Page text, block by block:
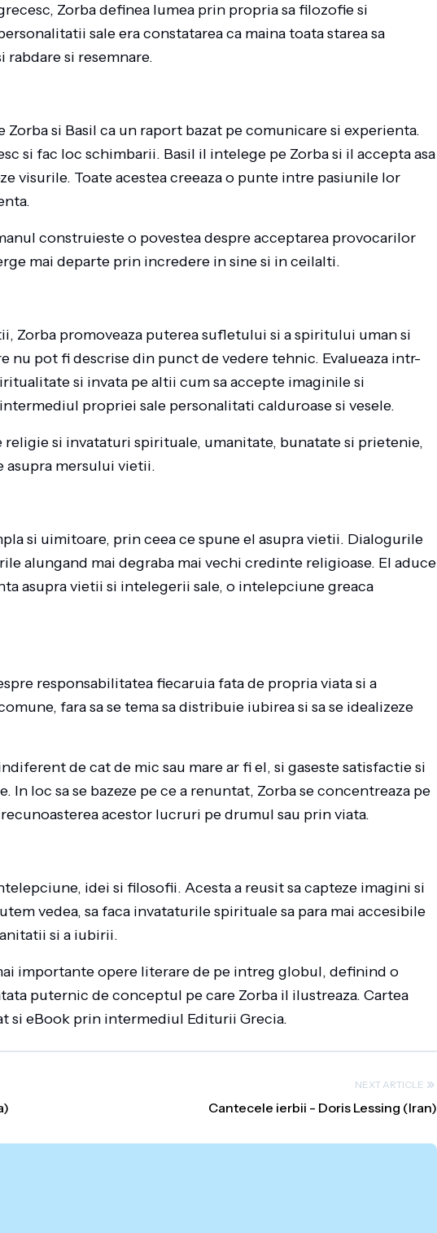
Zorba definea lumea prin propria sa filozofie si
sale era constatarea ca maina toata starea sa
si resemnare.
si Basil ca un raport bazat pe comunicare si experienta.
si fac loc schimbarii. Basil il intelege pe Zorba si il accepta asa
visurile. Toate acestea creeaza o punte intre pasiunile lor
construieste o povestea despre acceptarea provocarilor
mai departe prin incredere in sine si in ceilalti.
Zorba promoveaza puterea sufletului si a spiritului uman si
nu pot fi descrise din punct de vedere tehnic. Evalueaza intr-
si invata pe altii cum sa accepte imaginile si
propriei sale personalitati calduroase si vesele.
si invataturi spirituale, umanitate, bunatate si prietenie,
asupra mersului vietii.
si uimitoare, prin ceea ce spune el asupra vietii. Dialogurile
alungand mai degraba mai vechi credinte religioase. El aduce
asupra vietii si intelegerii sale, o intelepciune greaca
responsabilitatea fiecaruia fata de propria viata si a
fara sa se tema sa distribuie iubirea si sa se idealizeze
de cat de mic sau mare ar fi el, si gaseste satisfactie si
loc sa se bazeze pe ce a renuntat, Zorba se concentreaza pe
acestor lucruri pe drumul sau prin viata.
idei si filosofii. Acesta a reusit sa capteze imagini si
vedea, sa faca invataturile spirituale sa para mai accesibile
si a iubirii.
importante opere literare de pe intreg globul, definind o
puternic de conceptul pe care Zorba il ilustreaza. Cartea
si eBook prin intermediul Editurii Grecia.
NEXT ARTICLE
Cantecele ierbii - Doris Lessing (Iran)